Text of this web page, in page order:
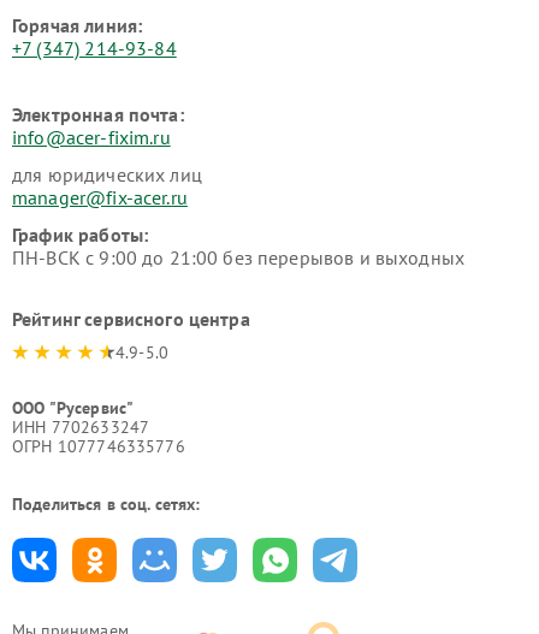
Горячая линия:
+7 (347) 214-93-84
Электронная почта:
info@acer-fixim.ru
для юридических лиц
manager@fix-acer.ru
График работы:
ПН-ВСК с 9:00 до 21:00 без перерывов и выходных
Рейтинг сервисного центра
4.9-5.0
ООО "Русервис"
ИНН 7702633247
ОГРН 1077746335776
Поделиться в соц. сетях: